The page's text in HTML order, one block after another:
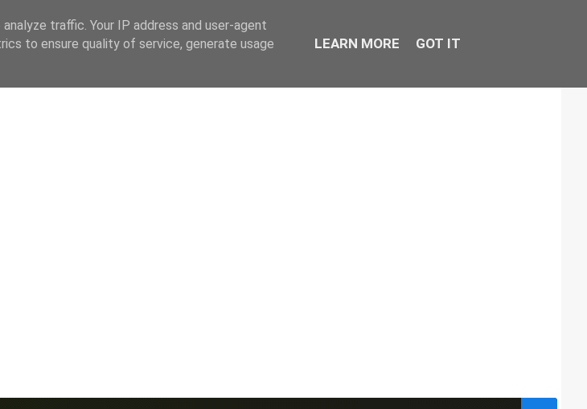
traffic. Your IP address and user-agent
to ensure quality of service, generate usage
LEARN MORE GOT IT